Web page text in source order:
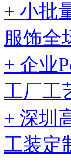
+ 小批
服饰全
+ 企业
工厂工
+ 深圳
工装定